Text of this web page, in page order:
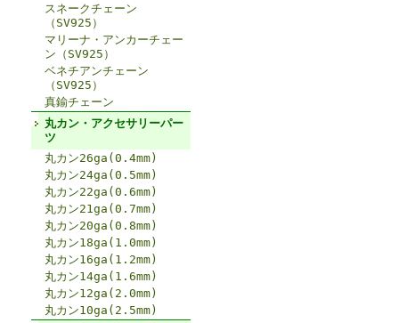
スネークチェーン
（SV925）
マリーナ・アンカーチェー
ン（SV925）
ベネチアンチェーン
（SV925）
真鍮チェーン
丸カン・アクセサリーパー
ツ
丸カン26ga(0.4mm)
丸カン24ga(0.5mm)
丸カン22ga(0.6mm)
丸カン21ga(0.7mm)
丸カン20ga(0.8mm)
丸カン18ga(1.0mm)
丸カン16ga(1.2mm)
丸カン14ga(1.6mm)
丸カン12ga(2.0mm)
丸カン10ga(2.5mm)